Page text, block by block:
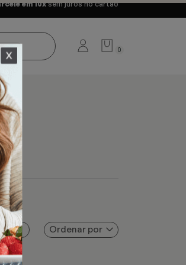
em 10xsem juros no cartão
0
Ordenar por